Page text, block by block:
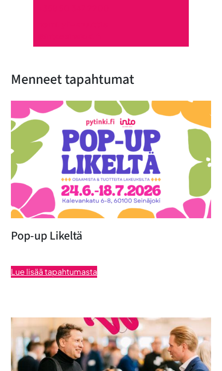
Menneet tapahtumat
Pop-up Likeltä
Lue lisää tapahtumasta